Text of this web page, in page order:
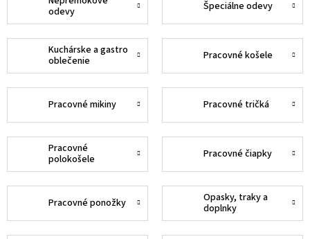
odevy
Špeciálne odevy
Kuchárske a gastro
oblečenie
Pracovné košele
Pracovné mikiny Pracovné tričká
Pracovné
polokošele
Pracovné čiapky
Pracovné ponožky
Opasky, traky a
doplnky